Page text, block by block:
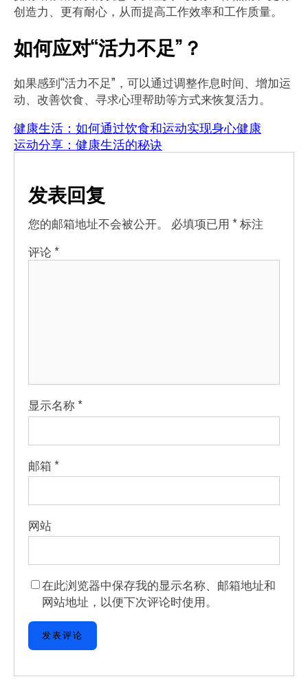
创造力、更有耐心，从而提高工作效率和工作质量。
如何应对“活力不足”？
如果感到“活力不足”，可以通过调整作息时间、增加运
动、改善饮食、寻求心理帮助等方式来恢复活力。
健康生活：如何通过饮食和运动实现身心健康
运动分享：健康生活的秘诀
发表回复
您的邮箱地址不会被公开。 必填项已用 *标注
评论 *
显示名称 *
邮箱 *
网站
在此浏览器中保存我的显示名称、邮箱地址和
网站地址，以便下次评论时使用。